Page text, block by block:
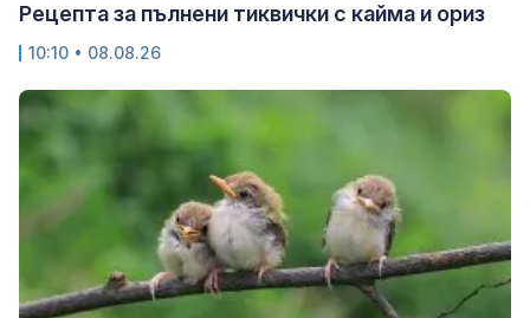
Рецепта за пълнени тиквички с кайма и ориз
10:10 • 08.08.26